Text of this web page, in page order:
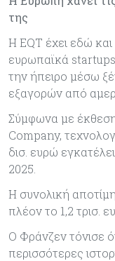
της
Η EQT έχει εδώ και
ευρωπαϊκά
την ήπειρο μέσω
εξαγορών από
Σύμφωνα με
Company,
δισ. ευρώ
2025.
Η συνολική
πλέον το 1,2 τρισ.
Ο Φράνζεν τόνισε
περισσότερες